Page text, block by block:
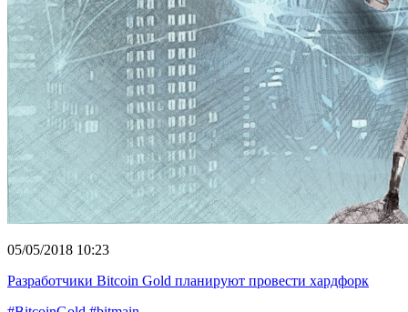
05/05/2018 10:23
Разработчики Bitcoin Gold планируют провести хардфорк